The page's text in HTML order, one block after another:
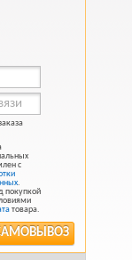
с
.
покупкой
товара.